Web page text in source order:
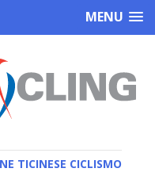
MENU
TICINESE CICLISMO